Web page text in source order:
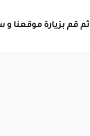
ثم قم بزيارة موقعنا